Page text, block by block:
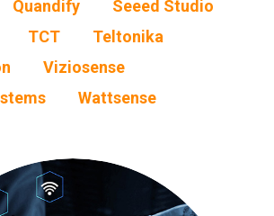
Quandify
Seeed Studio
TCT
Teltonika
Viziosense
Wattsense